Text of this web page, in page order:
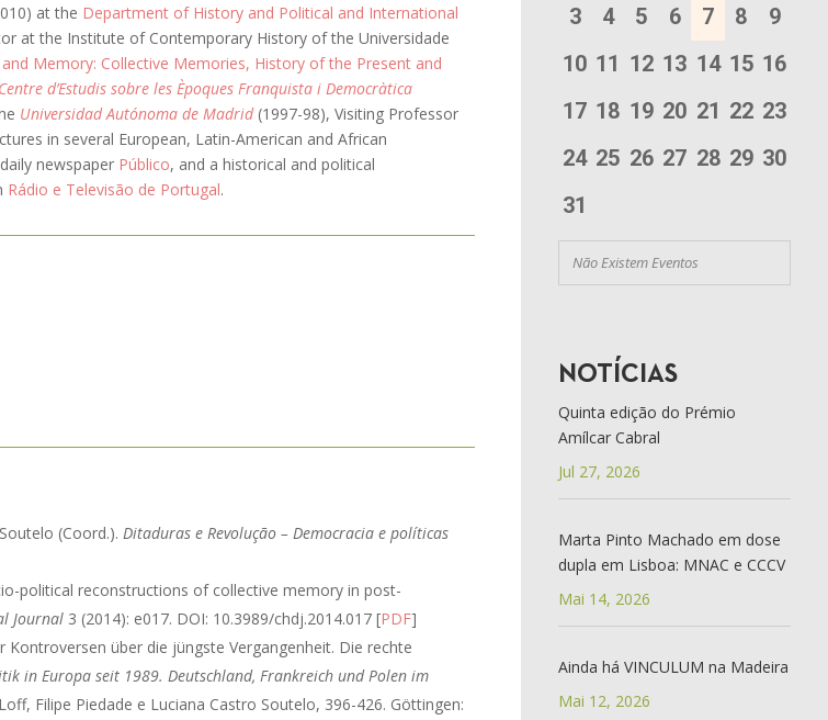
at the Department of History and Political and International
at the Institute of Contemporary History of the Universidade
Memory: Collective Memories, History of the Present and
Centre d’Estudis sobre les Èpoques Franquista i Democràtica
Universidad Autónoma de Madrid(1997-98), Visiting Professor
in several European, Latin-American and African
newspaper Público, and a historical and political
Rádio e Televisão de Portugal.
(Coord.). Ditaduras e Revolução – Democracia e políticas
political reconstructions of collective memory in post-
Journal 3 (2014): e017. DOI: 10.3989/chdj.2014.017 [PDF]
über die jüngste Vergangenheit. Die rechte
in Europa seit 1989. Deutschland, Frankreich und Polen im
Filipe Piedade e Luciana Castro Soutelo, 396-426. Göttingen:
3
4 5 6 7 8
9
10 11 12 13 14 15 16
17 18 19 20 21 22 23
24 25 26 27 28 29 30
31
Não Existem Eventos
NOTÍCIAS
Quinta edição do Prémio
Amílcar Cabral
Jul 27, 2026
Marta Pinto Machado em dose
dupla em Lisboa: MNAC e CCCV
Mai 14, 2026
Ainda há VINCULUM na Madeira
Mai 12, 2026